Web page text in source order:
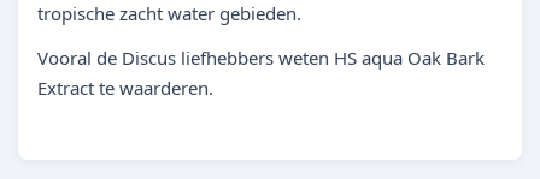
tropische zacht water gebieden.
Vooral de Discus liefhebbers weten HS aqua Oak Bark
Extract te waarderen.